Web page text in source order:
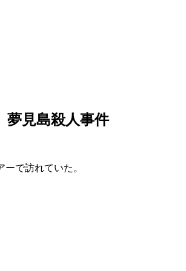
見島殺人事件
で訪れていた。